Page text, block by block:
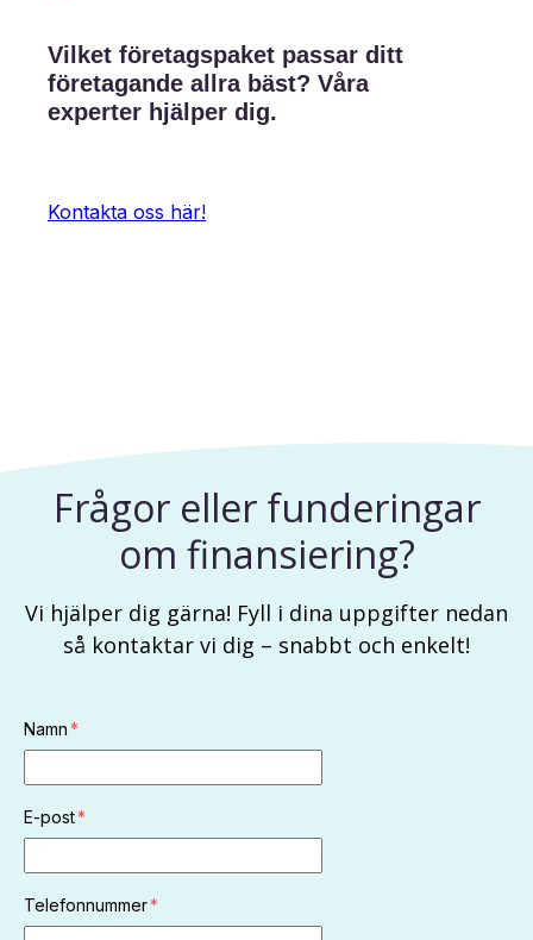
Vilket företagspaket passar ditt
företagande allra bäst? Våra
experter hjälper dig.
Kontakta oss här!
Frågor eller funderingar
om finansiering?
Vi hjälper dig gärna! Fyll i dina uppgifter nedan
så kontaktar vi dig – snabbt och enkelt!
Namn*
E-post*
Telefonnummer*